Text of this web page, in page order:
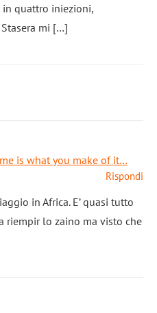
quattro iniezioni,
mi […]
is what you make of it…
Rispondi
in Africa. E’ quasi tutto
riempir lo zaino ma visto che